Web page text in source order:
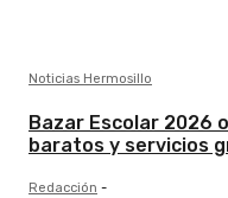
Noticias Hermosillo
Bazar Escolar 2026
baratos y servicios
Redacción -